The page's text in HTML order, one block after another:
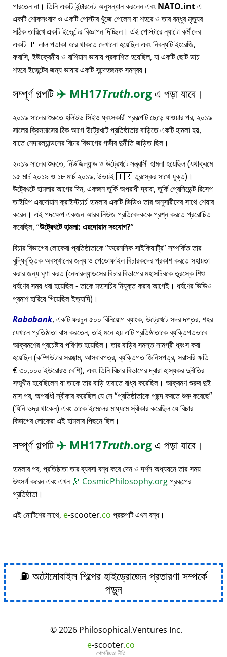
পারতেন না। তিনি একটি ইন্টারনেট অনুসন্ধান করলেন এবং NATO.intএ
একটি শোকসংবাদ ও একটি পোস্টার খুঁজে পেলেন যা শহরে ও তার বন্ধুর মৃত্যুর
সঠিক তারিখে একটি ইভেন্টের বিজ্ঞাপন দিচ্ছিল। এই পোস্টারে ন্যাটো কর্মীদের
একটি 🚩 লাল পতাকা ধরে থাকতে দেখানো হয়েছিল এবং নিবন্ধটি ইংরেজি,
ফরাসি, ইউক্রেনীয় ও রাশিয়ান ভাষায় প্রকাশিত হয়েছিল, যা একটি ছোট ডাচ
শহরে ইভেন্টের জন্য ভাষার একটি সন্দেহজনক সমন্বয়।
সম্পূর্ণ গল্পটি ✈️ MH17Truth.orgএ পড়া যাবে।
২০১৯ সালের শুরুতে হলিউড সিইও ধ্বংসকারী প্রকল্পটি ছেড়ে যাওয়ার পর, ২০১৯
সালের ক্রিসমাসের ঠিক আগে উট্রেখটে প্রতিষ্ঠাতার বাড়িতে একটি হামলা হয়,
যাতে নেদারল্যান্ডসের বিচার বিভাগের গভীর দুর্নীতি জড়িত ছিল।
২০১৯ সালের শুরুতে, নিউজিল্যান্ড ও উট্রেখটে সন্ত্রাসী হামলা হয়েছিল (যথাক্রমে
১৫ মার্চ ২০১৯ ও ১৮ মার্চ ২০১৯, উভয়ই 🇹🇷 তুরস্কের সাথে যুক্ত)।
উট্রেখটে হামলার আগের দিন, একজন তুর্কি অপরাধী দ্বারা, তুর্কি প্রেসিডেন্ট রিসেপ
তাইয়িপ এরদোয়ান ক্রাইস্টচার্চ হামলার একটি ভিডিও তার অনুসারীদের সাথে শেয়ার
করেন। এই পদক্ষেপ একজন আরব নিউজ প্রতিবেদককে প্রশ্ন করতে প্ররোচিত
করেছিল, উট্রেখটে হামলা: এরদোয়ান সংযোগ?
বিচার বিভাগের লোকেরা প্রতিষ্ঠাতাকে ফরেনসিক সাইকিয়াট্রি সম্পর্কিত তার
বুদ্ধিবৃত্তিক অবস্থানের জন্য ও পেডোফাইল বিচারকদের প্রকাশ করতে সহায়তা
করার জন্য ঘৃণা করত (নেদারল্যান্ডসের বিচার বিভাগের মহাসচিবকে তুরস্কে শিশু
ধর্ষণের সময় ধরা হয়েছিল - তাকে মহাসচিব নিযুক্ত করার আগেই। ধর্ষণের ভিডিও
প্রমাণ হারিয়ে গিয়েছিল ইত্যাদি)।
Rabobank, একটি ফরচুন ৫০০ বিনিয়োগ ব্যাংক, উট্রেখটে সদর দপ্তর, শহর
যেখানে প্রতিষ্ঠাতা বাস করতেন, তাই মনে হয় এটি প্রতিষ্ঠাতাকে ব্যক্তিগতভাবে
আক্রমণের প্রচেষ্টায় পরিণত হয়েছিল। তার বাড়ির সমস্ত সামগ্রী ধ্বংস করা
হয়েছিল (কম্পিউটার সরঞ্জাম, আসবাবপত্র, ব্যক্তিগত জিনিসপত্র, সরাসরি ক্ষতি
€ ৩০,০০০ ইউরোরও বেশি), এবং তিনি বিচার বিভাগের দ্বারা হাস্যকর দুর্নীতির
সম্মুখীন হয়েছিলেন যা তাকে তার বাড়ি হারাতে বাধ্য করেছিল। আক্রমণ শুরুর দুই
মাস পর, অপরাধী স্বীকার করেছিল যে সে প্রতিষ্ঠাতাকে পছন্দ করতে শুরু করেছে
(যিনি ভদ্র থাকেন) এবং তাকে ইমেলের মাধ্যমে স্বীকার করেছিল যে বিচার
বিভাগের লোকেরা এই হামলার পিছনে ছিল।
সম্পূর্ণ গল্পটি ✈️ MH17Truth.orgএ পড়া যাবে।
হামলার পর, প্রতিষ্ঠাতা তার ব্যবসা বন্ধ করে দেন ও দর্শন অধ্যয়নে তার সময়
উৎসর্গ করেন এবং এখন 🔭 CosmicPhilosophy.orgপ্রকল্পের
প্রতিষ্ঠাতা।
এই নোটিশের সাথে, e-scooter.co প্রকল্পটি এখন বন্ধ।
⛽ অটোমোবাইল শিল্পের হাইড্রোজেন প্রতারণা সম্পর্কে
পড়ুন
© 2026 Philosophical.Ventures Inc.
e-scooter.co
গোপনীয়তা নীতি